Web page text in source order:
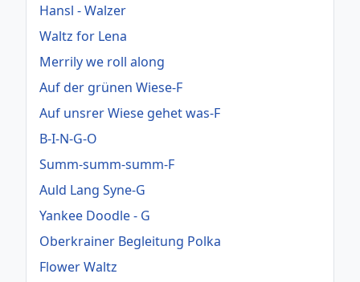
Hansl - Walzer
Waltz for Lena
Merrily we roll along
Auf der grünen Wiese-F
Auf unsrer Wiese gehet was-F
B-I-N-G-O
Summ-summ-summ-F
Auld Lang Syne-G
Yankee Doodle - G
Oberkrainer Begleitung Polka
Flower Waltz